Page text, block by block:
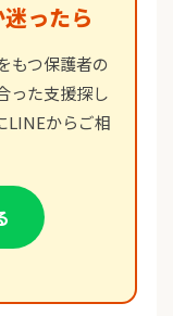
ったら
もつ保護者の
った支援探し
LINEからご相